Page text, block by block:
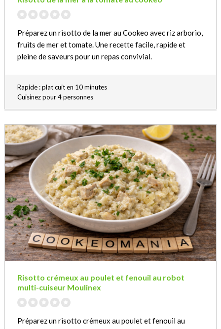
Préparez un risotto de la mer au Cookeo avec riz arborio,
fruits de mer et tomate. Une recette facile, rapide et
pleine de saveurs pour un repas convivial.
Rapide : plat cuit en 10 minutes
Cuisinez pour 4 personnes
Risotto crémeux au poulet et fenouil au robot
multi-cuiseur Moulinex
Préparez un risotto crémeux au poulet et fenouil au